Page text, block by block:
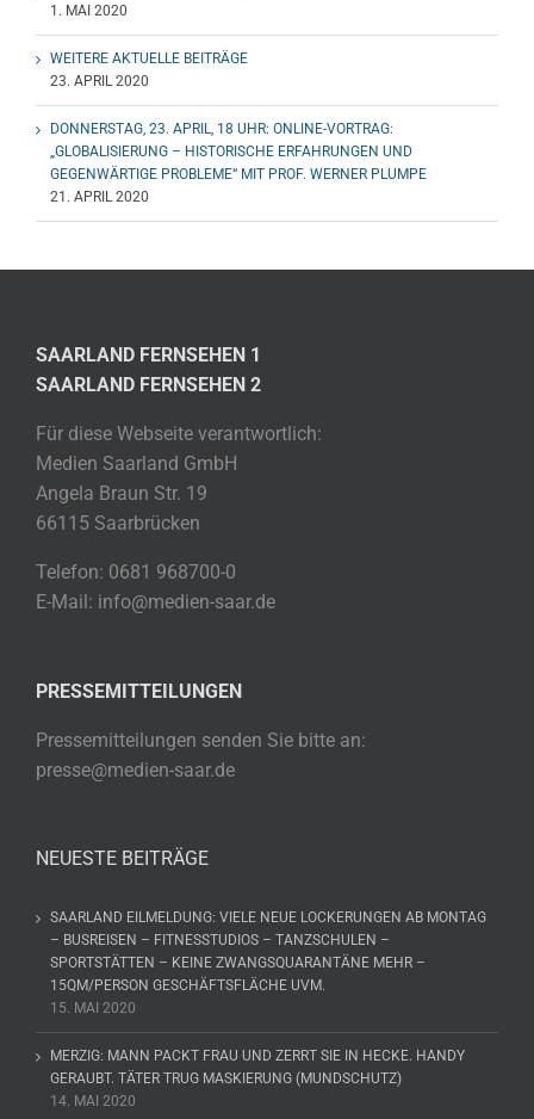
1. MAI 2020
WEITERE AKTUELLE BEITRÄGE
23. APRIL 2020
DONNERSTAG, 23. APRIL, 18 UHR: ONLINE-VORTRAG:
„GLOBALISIERUNG – HISTORISCHE ERFAHRUNGEN UND
GEGENWÄRTIGE PROBLEME“ MIT PROF. WERNER PLUMPE
21. APRIL 2020
SAARLAND FERNSEHEN 1
SAARLAND FERNSEHEN 2
Für diese Webseite verantwortlich:
Medien Saarland GmbH
Angela Braun Str. 19
66115 Saarbrücken
Telefon: 0681 968700-0
E-Mail: info@medien-saar.de
PRESSEMITTEILUNGEN
Pressemitteilungen senden Sie bitte an:
presse@medien-saar.de
NEUESTE BEITRÄGE
SAARLAND EILMELDUNG: VIELE NEUE LOCKERUNGEN AB MONTAG
– BUSREISEN – FITNESSTUDIOS – TANZSCHULEN –
SPORTSTÄTTEN – KEINE ZWANGSQUARANTÄNE MEHR –
15QM/PERSON GESCHÄFTSFLÄCHE UVM.
15. MAI 2020
MERZIG: MANN PACKT FRAU UND ZERRT SIE IN HECKE. HANDY
GERAUBT. TÄTER TRUG MASKIERUNG (MUNDSCHUTZ)
14. MAI 2020